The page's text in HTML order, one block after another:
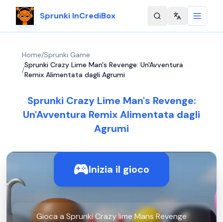
Sprunki InCrediBox Change
Home/Sprunki Game
/
Sprunki Crazy Lime Man's Revenge: Un'Avventura
Remix Alimentata dagli Agrumi
Sprunki Crazy Lime Man's Revenge:
Un'Avventura Remix Alimentata dagli
Agrumi
Inizia il gioco
Gioca a Sprunki Crazy lime Mans Revenge